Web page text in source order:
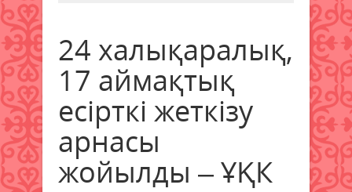
24 халықаралық,
17 аймақтық
есірткі жеткізу
арнасы
жойылды – ҰҚК